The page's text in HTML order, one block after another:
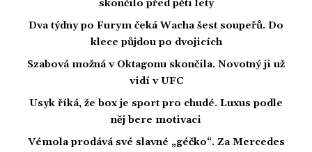
skončilo před pěti lety
Dva týdny po Furym čeká Wacha šest soupeřů. Do
klece půjdou po dvojicích
Szabová možná v Oktagonu skončila. Novotný ji už
vidí v UFC
Usyk říká, že box je sport pro chudé. Luxus podle
něj bere motivaci
Vémola prodává své slavné „géčko“. Za Mercedes